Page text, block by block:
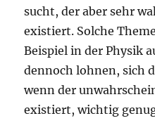
sucht, der aber sehr
existiert. Solche
Beispiel in der Physik
dennoch lohnen, sich
wenn der
existiert, wichtig